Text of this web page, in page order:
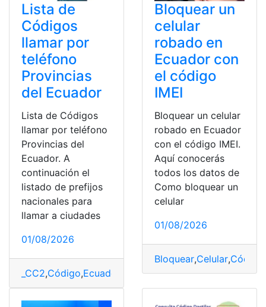
Lista de
Códigos
llamar por
teléfono
Provincias
del Ecuador
Lista de Códigos
llamar por teléfono
Provincias del
Ecuador. A
continuación el
listado de prefijos
nacionales para
llamar a ciudades
01/08/2026
_CC2,Código,Ecuador Listado,Llamadas,Provincias
Bloquear un
celular
robado en
Ecuador con
el código
IMEI
Bloquear un celular
robado en Ecuador
con el código IMEI.
Aquí conocerás
todos los datos de
Como bloquear un
celular
01/08/2026
Bloquear,Celular,Código